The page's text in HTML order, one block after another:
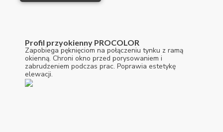
Profil przyokienny PROCOLOR
Zapobiega pęknięciom na połączeniu tynku z ramą
okienną. Chroni okno przed porysowaniem i
zabrudzeniem podczas prac. Poprawia estetykę
elewacji.